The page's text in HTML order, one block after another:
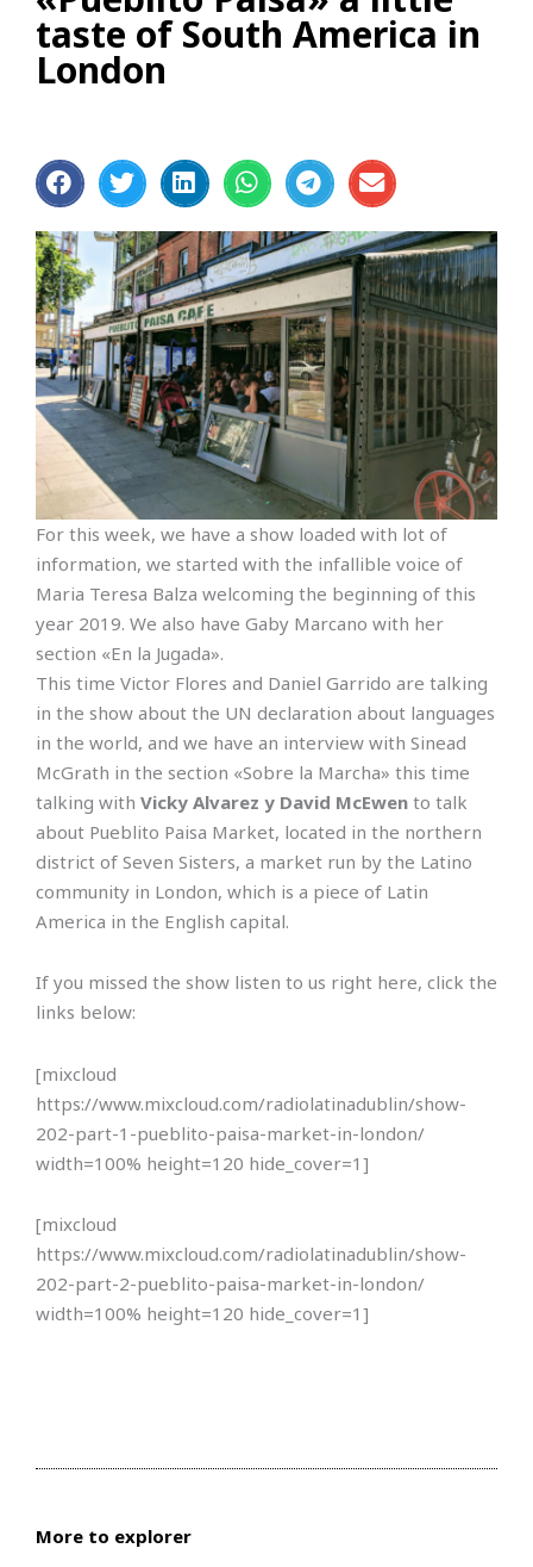
taste of South America in
London
For this week, we have a show loaded with lot of
information, we started with the infallible voice of
Maria Teresa Balza welcoming the beginning of this
year 2019. We also have Gaby Marcano with her
section «En la Jugada».
This time Victor Flores and Daniel Garrido are talking
in the show about the UN declaration about languages
in the world, and we have an interview with Sinead
McGrath in the section «Sobre la Marcha» this time
talking with Vicky Alvarez y David McEwen to talk
about Pueblito Paisa Market, located in the northern
district of Seven Sisters, a market run by the Latino
community in London, which is a piece of Latin
America in the English capital.
If you missed the show listen to us right here, click the
links below:
[mixcloud
https://www.mixcloud.com/radiolatinadublin/show-
202-part-1-pueblito-paisa-market-in-london/
width=100% height=120 hide_cover=1]
[mixcloud
https://www.mixcloud.com/radiolatinadublin/show-
202-part-2-pueblito-paisa-market-in-london/
width=100% height=120 hide_cover=1]
More to explorer